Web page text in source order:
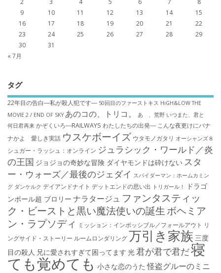
2
3 4 5 6 7
8
9
10 11 12 13 14
15
16
17 18 19 20 21
22
23
24 25 26 27 28
29
30
31
« 7月
タグ
22年目の告白―私が殺人犯です― 50回目のファーストキス HiGH&LOW THE
MOVIE 2 / END OF SKY あのコの、トリコ。 あゝ、荒野 いつまた、君と
何日君再来 かぞくいろ―RAILWAYS わたしたちの出発― こんな夜更けにバナ
ナかよ 愛しき実話 ウスケボーイズ ウタモノガタリ オーシャンズ８
シュガー・ラッシュ：オ​ンライン ジュラシック・ワールド／炎
の王国 ジョジョの奇妙な冒険 ダイヤモンドは砕けない スタ
ー・ウォーズ／最後のジェダイ スパイダーマン：ホームカミン
グ ダンケルク デイアンドナイト デットエンドの思い出 トリガール！
ドラゴ
ンボール超 ブロリー ナラタージュ ファンタスティッ
ク・ビーストと黒い魔法使いの誕生 ボヘミア
ン・ラプソディ ミッション：インポッシブル／フォールアウト リ
ングサイド・ストーリー ルームロンダリング万引き家族 三度
目の殺人 兄に愛されすぎて困ってます 光君が君で君だ寝
ても覚めても 小さな恋のうた 怪盗グルーのミニ